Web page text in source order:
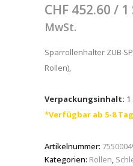
CHF 452.60 / 1
MwSt.
Sparrollenhalter ZUB
Rollen),
Verpackungsinhalt: 1
*Verfügbar ab 5-8
Artikelnummer:
Kategorien: Rollen,